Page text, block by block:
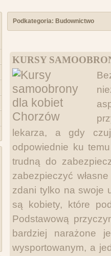
www.ministerstwogadzetow.com
Podkategoria: Budownictwo
KURSY
lekarza, a gdy
odpowiednie ku
trudną do
zabezpieczyć
zdani tylko na swoje
są kobiety, które
Podstawową
bardziej narażone
wysportowanym, a